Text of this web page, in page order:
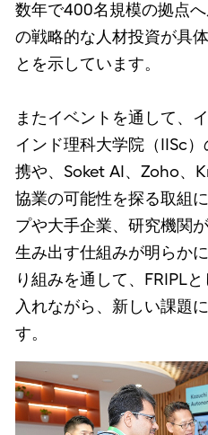
数年で400名規模の拠点
の戦略的な人材投資が具
とを示しています。
またイベントを通して、
インド理科大学院（IISc
携や、Soket AI、Zoho、
協業の可能性を探る取組
プや大手企業、研究機関
生み出す仕組みが明らか
り組みを通して、FRIPL
入れながら、新しい課題
す。